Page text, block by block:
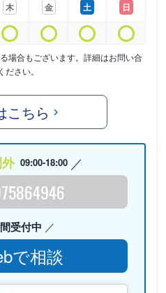
木
金
土
日
場合もございます。詳細はお問い合
ださい。
こちら
09:00-18:00
受付中
で相談